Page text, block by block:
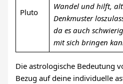
Pluto
Wandel und hilft,
Denkmuster
da es auch
mit sich bringen
Die astrologische Bedeutung
Bezug auf deine individuelle